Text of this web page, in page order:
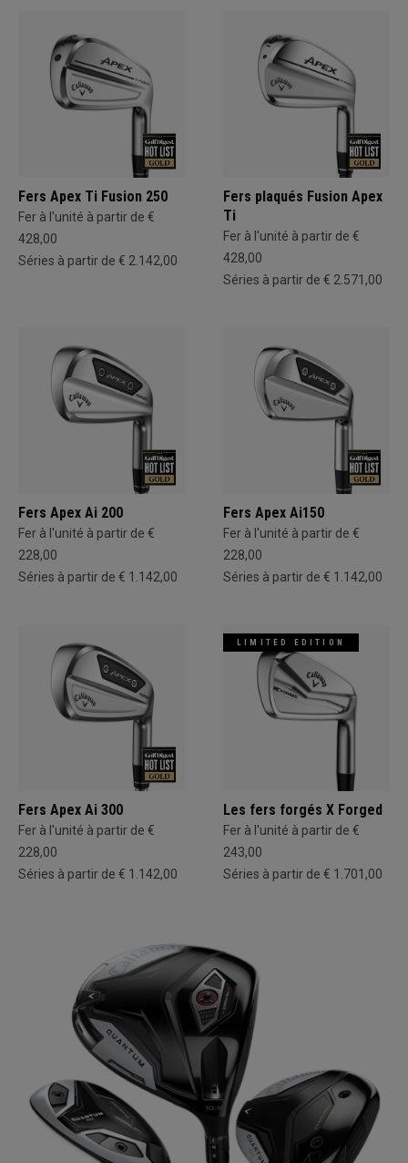
Fers Apex Ti Fusion 250
Fer à l'unité à partir de €
428,00
Séries à partir de € 2.142,00
Fers plaqués Fusion Apex
Ti
Fer à l'unité à partir de €
428,00
Séries à partir de € 2.571,00
Fers Apex Ai 200
Fer à l'unité à partir de €
228,00
Séries à partir de € 1.142,00
Fers Apex Ai150
Fer à l'unité à partir de €
228,00
Séries à partir de € 1.142,00
Fers Apex Ai 300
Fer à l'unité à partir de €
228,00
Séries à partir de € 1.142,00
LIMITED EDITION
Les fers forgés X Forged
Fer à l'unité à partir de €
243,00
Séries à partir de € 1.701,00